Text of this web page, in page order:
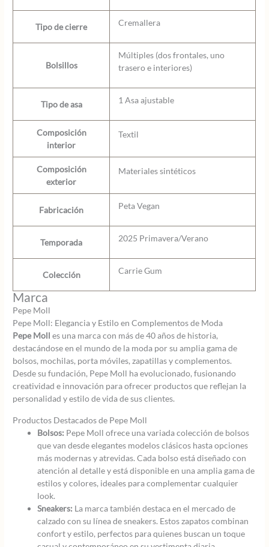
Tipo de cierre Cremallera
Bolsillos
Múltiples (dos frontales, uno
trasero e interiores)
Tipo de asa 1 Asa ajustable
Composición
interior
Textil
Composición
exterior
Materiales sintéticos
Fabricación Peta Vegan
Temporada 2025 Primavera/Verano
Colección Carrie Gum
Marca
Pepe Moll
Pepe Moll: Elegancia y Estilo en Complementos de Moda
Pepe Moll es una marca con más de 40 años de historia,
destacándose en el mundo de la moda por su amplia gama de
bolsos, mochilas, porta móviles, zapatillas y complementos.
Desde su fundación, Pepe Moll ha evolucionado, fusionando
creatividad e innovación para ofrecer productos que reflejan la
personalidad y estilo de vida de sus clientes.
Productos Destacados de Pepe Moll
Bolsos: Pepe Moll ofrece una variada colección de bolsos
que van desde elegantes modelos clásicos hasta opciones
más modernas y atrevidas. Cada bolso está diseñado con
atención al detalle y está disponible en una amplia gama de
estilos y colores, ideales para complementar cualquier
look.
Sneakers: La marca también destaca en el mercado de
calzado con su línea de sneakers. Estos zapatos combinan
confort y estilo, perfectos para quienes buscan un toque